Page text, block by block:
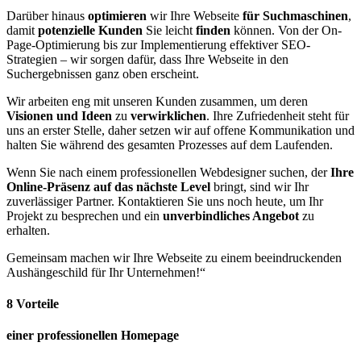
Darüber hinaus optimieren wir Ihre Webseite für Suchmaschinen,
damit potenzielle Kunden Sie leicht finden können. Von der On-
Page-Optimierung bis zur Implementierung effektiver SEO-
Strategien – wir sorgen dafür, dass Ihre Webseite in den
Suchergebnissen ganz oben erscheint.
Wir arbeiten eng mit unseren Kunden zusammen, um deren
Visionen und Ideen zu verwirklichen. Ihre Zufriedenheit steht für
uns an erster Stelle, daher setzen wir auf offene Kommunikation und
halten Sie während des gesamten Prozesses auf dem Laufenden.
Wenn Sie nach einem professionellen Webdesigner suchen, derIhre
Online-Präsenz auf das nächste Level bringt, sind wir Ihr
zuverlässiger Partner. Kontaktieren Sie uns noch heute, um Ihr
Projekt zu besprechen und ein unverbindliches Angebot zu
erhalten.
Gemeinsam machen wir Ihre Webseite zu einem beeindruckenden
Aushängeschild für Ihr Unternehmen!“
8 Vorteile
einer professionellen Homepage